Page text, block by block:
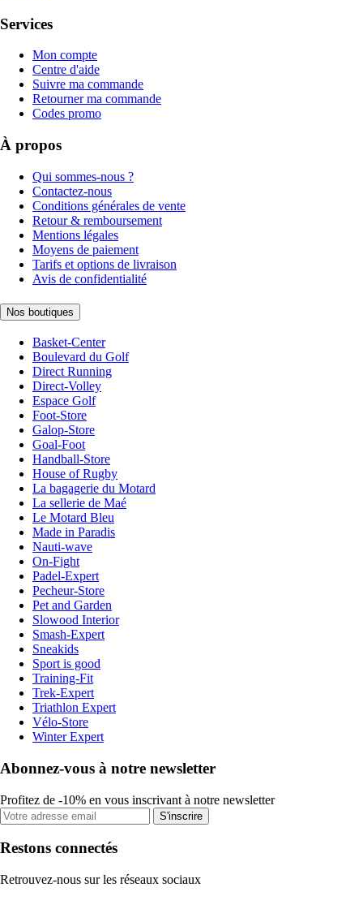
Services
Mon compte
Centre d'aide
Suivre ma commande
Retourner ma commande
Codes promo
À propos
Qui sommes-nous ?
Contactez-nous
Conditions générales de vente
Retour & remboursement
Mentions légales
Moyens de paiement
Tarifs et options de livraison
Avis de confidentialité
Nos boutiques
Basket-Center
Boulevard du Golf
Direct Running
Direct-Volley
Espace Golf
Foot-Store
Galop-Store
Goal-Foot
Handball-Store
House of Rugby
La bagagerie du Motard
La sellerie de Maé
Le Motard Bleu
Made in Paradis
Nauti-wave
On-Fight
Padel-Expert
Pecheur-Store
Pet and Garden
Slowood Interior
Smash-Expert
Sneakids
Sport is good
Training-Fit
Trek-Expert
Triathlon Expert
Vélo-Store
Winter Expert
Abonnez-vous à notre newsletter
Profitez de -10% en vous inscrivant à notre newsletter
S'inscrire
Restons connectés
Retrouvez-nous sur les réseaux sociaux